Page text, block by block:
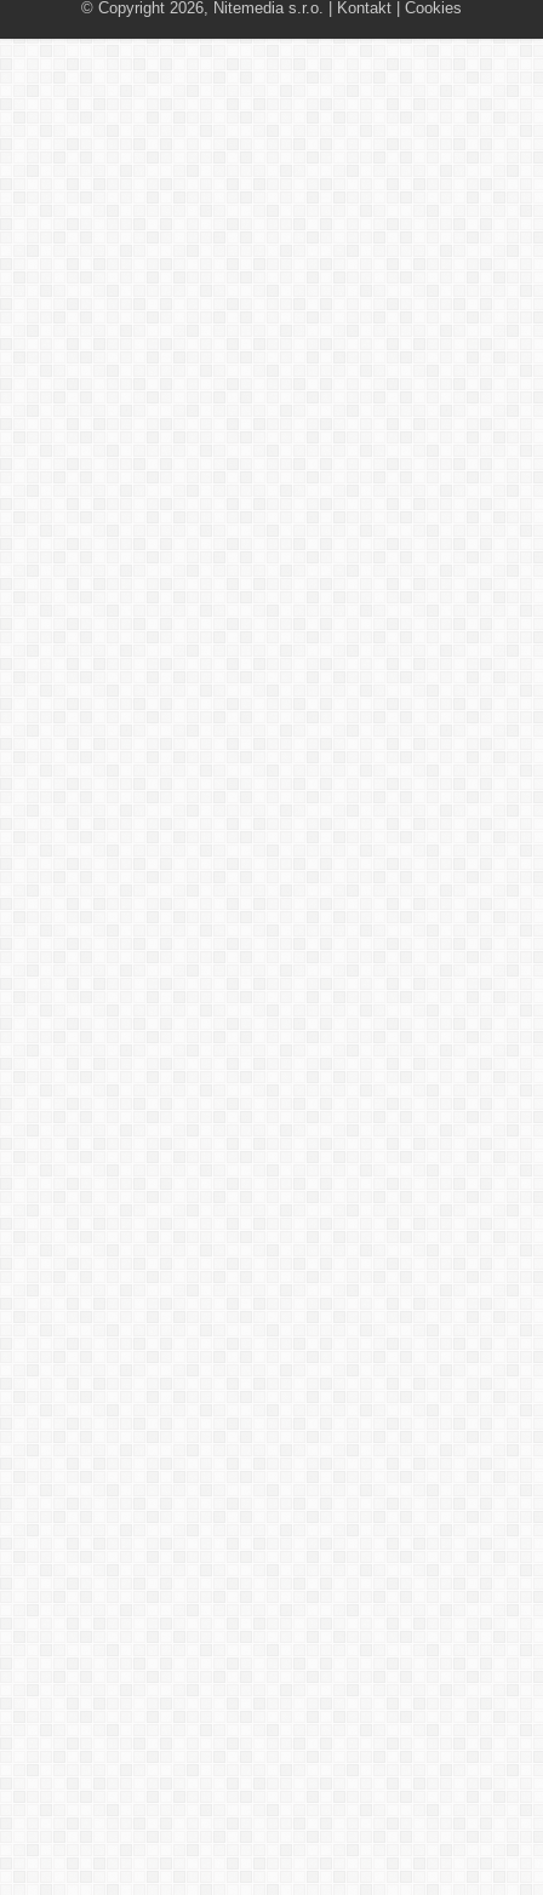
© Copyright 2026, Nitemedia s.r.o. | Kontakt Cookies